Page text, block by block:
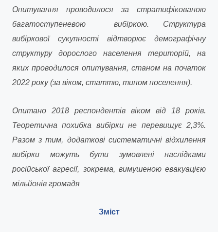
Опитування проводилося за стратифікованою
багатоступеневою вибіркою. Структура
вибіркової сукупності відтворює демографічну
структуру дорослого населення територій, на
яких проводилося опитування, станом на початок
2022 року (за віком, статтю, типом поселення).
Опитано 2018 респондентів віком від 18 років.
Теоретична похибка вибірки не перевищує 2,3%.
Разом з тим, додаткові систематичні відхилення
вибірки можуть бути зумовлені наслідками
російської агресії, зокрема, вимушеною евакуацією
мільйонів громадя
Зміст